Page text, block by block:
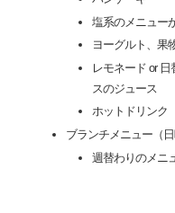
塩系のメニュー
ヨーグルト、果
レモネード or
スのジュース
ホットドリンク
ブランチメニュー（
週替わりのメニ